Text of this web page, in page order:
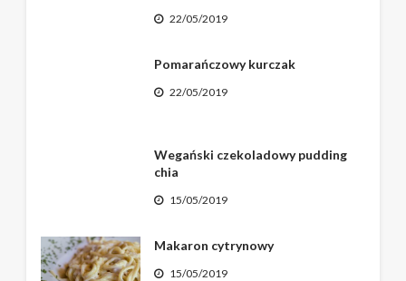
22/05/2019
Pomarańczowy kurczak
22/05/2019
Wegański czekoladowy pudding
chia
15/05/2019
Makaron cytrynowy
15/05/2019